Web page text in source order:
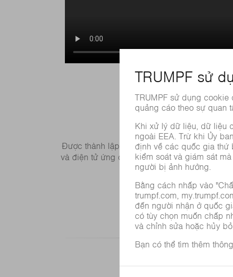
Được thành lập năm 1923 ban đầu là một
và điện tử ứng dụng trong ngành công
4.329